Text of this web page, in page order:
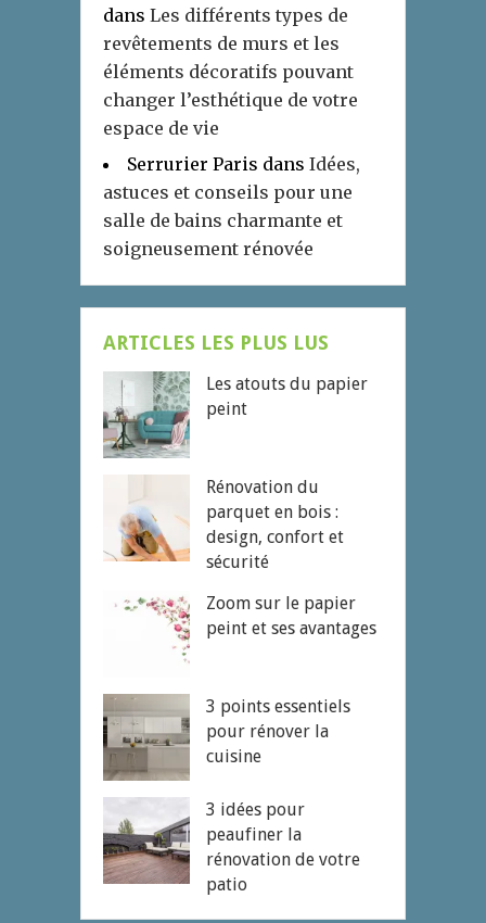
dans Les différents types de
revêtements de murs et les
éléments décoratifs pouvant
changer l’esthétique de votre
espace de vie
Serrurier Paris dans Idées,
astuces et conseils pour une
salle de bains charmante et
soigneusement rénovée
ARTICLES LES PLUS LUS
Les atouts du papier
peint
Rénovation du
parquet en bois :
design, confort et
sécurité
Zoom sur le papier
peint et ses avantages
3 points essentiels
pour rénover la
cuisine
3 idées pour
peaufiner la
rénovation de votre
patio